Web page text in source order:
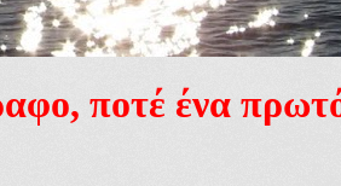
ποτέ ένα